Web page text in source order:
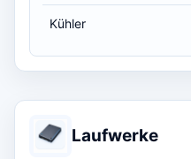
Kühler
Laufwerke